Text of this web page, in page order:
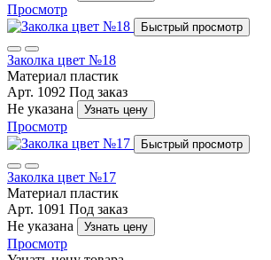
Просмотр
Быстрый просмотр
Заколка цвет №18
Материал пластик
Арт. 1092 Под заказ
Не указана
Узнать цену
Просмотр
Быстрый просмотр
Заколка цвет №17
Материал пластик
Арт. 1091 Под заказ
Не указана
Узнать цену
Просмотр